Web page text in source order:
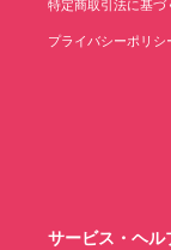
特定商取引法に基づ
プライバシーポリシ
サービス・ヘル